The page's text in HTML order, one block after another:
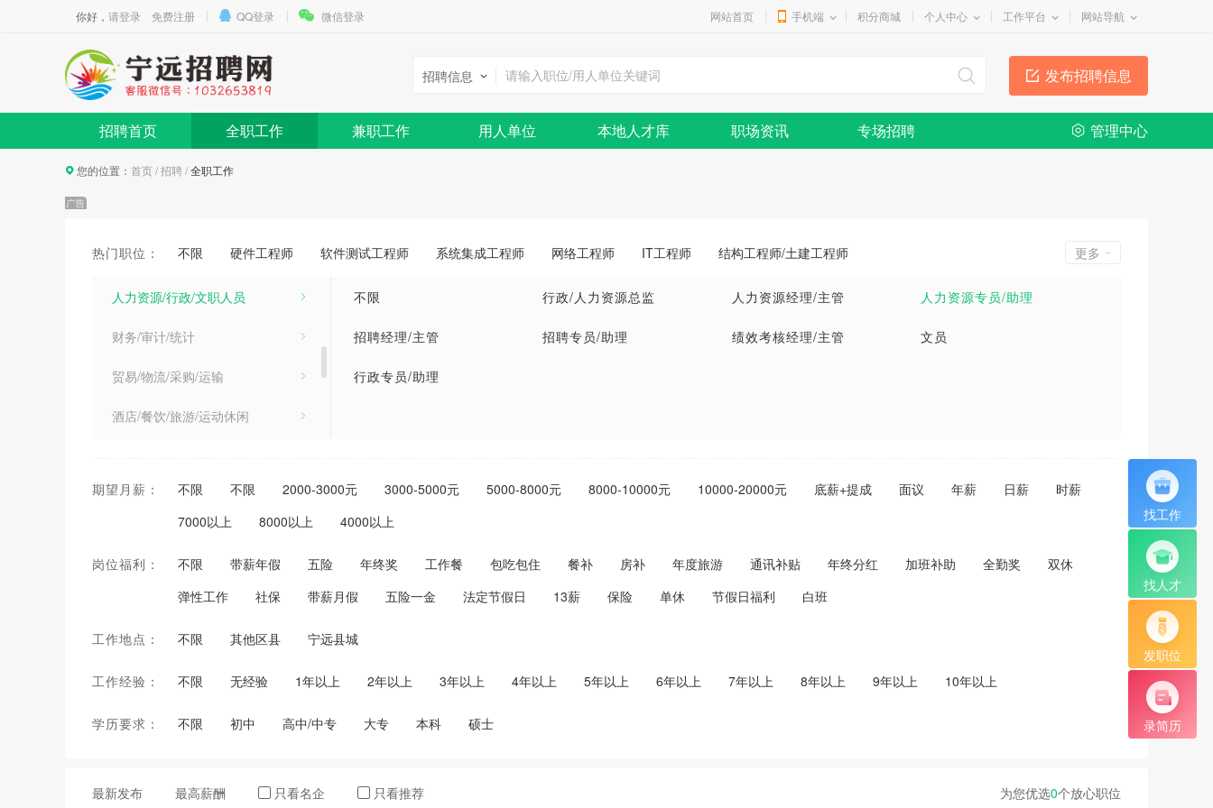
你好， 请登录 免费注册 QQ登录 微信登录 网站首页 手机端 积分商城 个人中心 工作平台 网站导航
发布招聘信息
招聘信息
招聘首页 全职工作 兼职工作 用人单位 本地人才库 职场资讯 专场招聘 管理中心
找工作
找人才
发职位
录简历
您的位置： 首页/招聘/全职工作
热门职位： 不限 硬件工程师 软件测试工程师 系统集成工程师 网络工程师 IT工程师 结构工程师/土建工程师 更多
建筑/房地产/装饰装修
医疗卫生/美容保健
电子/电器/通信
电气/能源/动力
机械/仪器仪表
市场/广告/公关与媒介
人力资源/行政/文职人员
财务/审计/统计
贸易/物流/采购/运输
酒店/餐饮/旅游/运动休闲
贸易/消费/制造/营运
非赢利机构/其他
零售店/个体户
不限 行政/人力资源总监 人力资源经理/主管 人力资源专员/助理
招聘经理/主管 招聘专员/助理 绩效考核经理/主管 文员
行政专员/助理
期望月薪： 不限 不限 2000-3000元 3000-5000元 5000-8000元 8000-10000元 10000-20000元 底薪+提成 面议 年薪 日薪
时薪
7000以上
8000以上 4000以上
岗位福利： 不限 带薪年假 五险 年终奖 工作餐 包吃包住 餐补 房补 年度旅游 通讯补贴 年终分红 加班补助 全勤奖
双休
弹性工作
社保 带薪月假 五险一金 法定节假日 13薪 保险 单休 节假日福利 白班
工作地点： 不限 其他区县 宁远县城
工作经验： 不限 无经验 1年以上 2年以上 3年以上 4年以上 5年以上 6年以上 7年以上 8年以上 9年以上 10年以上
学历要求： 不限 初中 高中/中专 大专 本科 硕士
为您优选0个放心职位
最新发布 最高薪酬 只看名企 只看推荐